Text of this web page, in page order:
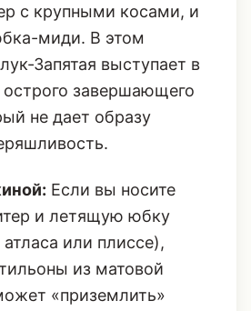
с крупными косами, и
миди. В этом
Запятая выступает в
острого завершающего
не дает образу
Если вы носите
и летящую юбку
или плиссе),
из матовой
«приземлить»